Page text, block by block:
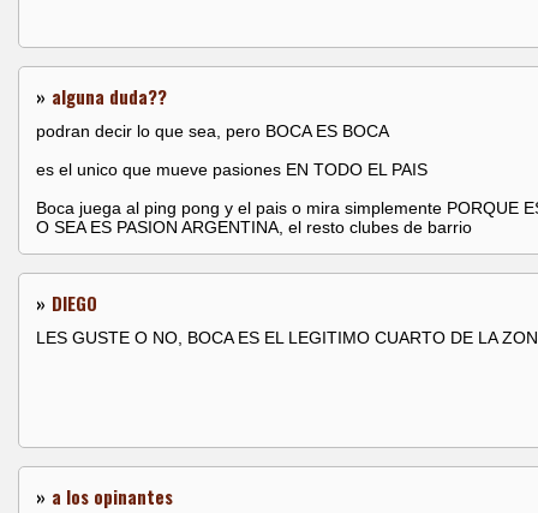
» alguna duda??
podran decir lo que sea, pero BOCA ES BOCA
es el unico que mueve pasiones EN TODO EL PAIS
Boca juega al ping pong y el pais o mira simplemente PORQUE
O SEA ES PASION ARGENTINA, el resto clubes de barrio
» DIEGO
LES GUSTE O NO, BOCA ES EL LEGITIMO CUARTO DE LA
» a los opinantes